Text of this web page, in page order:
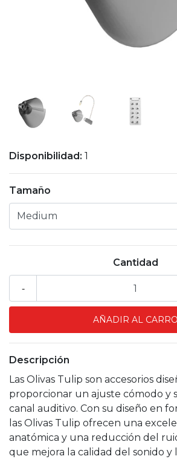
Disponibilidad: 1
Tamaño
Cantidad
-
Descripción
Las Olivas Tulip son accesorios
proporcionar un ajuste cómodo y
canal auditivo. Con su diseño en
las Olivas Tulip ofrecen una
anatómica y una reducción del
que mejora la calidad del sonido y